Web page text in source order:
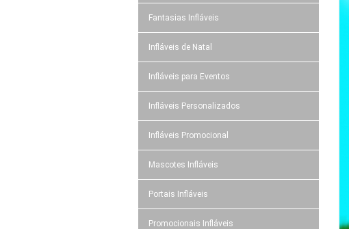
Fantasias Infláveis
Infláveis de Natal
Infláveis para Eventos
Infláveis Personalizados
Infláveis Promocional
Mascotes Infláveis
Portais Infláveis
Promocionais Infláveis